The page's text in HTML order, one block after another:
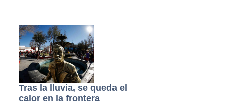
Tras la lluvia, se queda el
calor en la frontera